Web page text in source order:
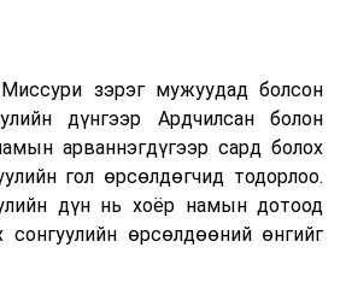
болж магадгүй нөхцөл үүсгэж
тойрог замыг сая сая хиймэл
зэрэг мужуудад болсон
дүнгээр Ардчилсан болон
арваннэгдүгээр сард болох
гол өрсөлдөгчид тодорлоо.
дүн нь хоёр намын дотоод
сонгуулийн өрсөлдөөний өнгийг